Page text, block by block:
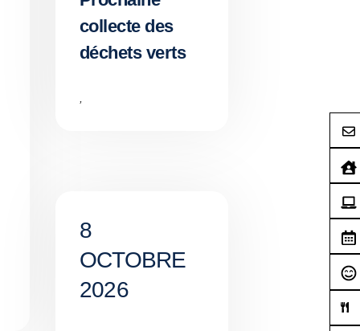
collecte des
déchets verts
,
8
OCTOBRE
2026